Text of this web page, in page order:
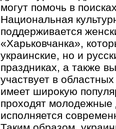
могут помочь в
Национальная
поддерживается
«Харьковчанка»,
украинские, но и
праздниках, а также
участвует в
имеет широкую
проходят молодежные
исполняется